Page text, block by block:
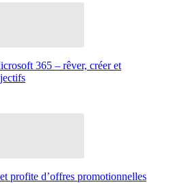
365 – rêver, créer et
profite d’offres promotionnelles